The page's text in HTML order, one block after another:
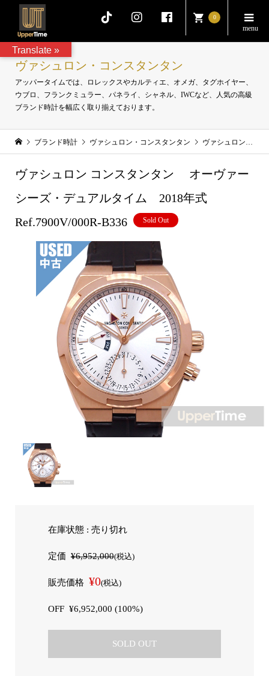
0
ヴァシュロン・コンスタンタン
アッパータイムでは、ロレックスやカルティエ、オメガ、タグホイヤー、
ウブロ、フランクミュラー、パネライ、シャネル、IWCなど、人気の高級
ブランド時計を幅広く取り揃えております。
ブランド時計 ヴァシュロン・コンスタンタン ヴァシュロン コンスタンタン オーヴァーシーズ・デュアルタイム 2018年式 Ref.7900V/000R-B336
ヴァシュロン コンスタンタン オーヴァー
シーズ・デュアルタイム 2018年式
Ref.7900V/000R-B336
Sold Out
在庫状態 : 売り切れ
定価¥6,952,000(税込)
販売価格 ¥0(税込)
OFF ¥6,952,000 (100%)
SOLD OUT
Translate »